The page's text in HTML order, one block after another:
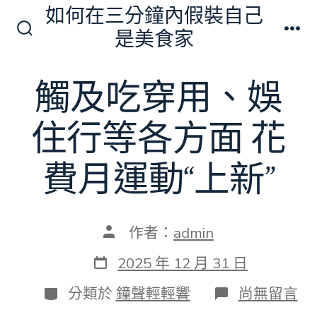
換
開
關
如何在三分鐘內假裝自己
是美食家
觸及吃穿用、娛
住行等各方面 花
費月運動“上新”
文
作
者
作者： admin
發
表
日
期
2025 年 12 月 31 日
分
類
分類於 鐘聲輕輕響 在
〈觸
尚無留言